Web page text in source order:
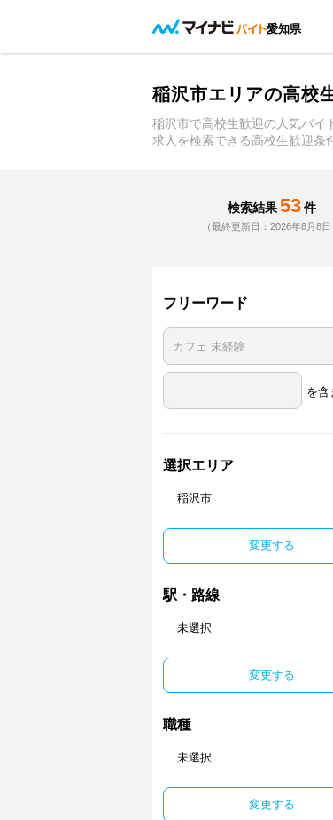
愛知県
稲沢市エリアの高校
稲沢市で高校生歓迎の人気バイ
求人を検索できる高校生歓迎条
検索結果 53 件
（最終更新日：2026年8月8日
フリーワード
を含
選択エリア
稲沢市
変更する
駅・路線
未選択
変更する
職種
未選択
変更する